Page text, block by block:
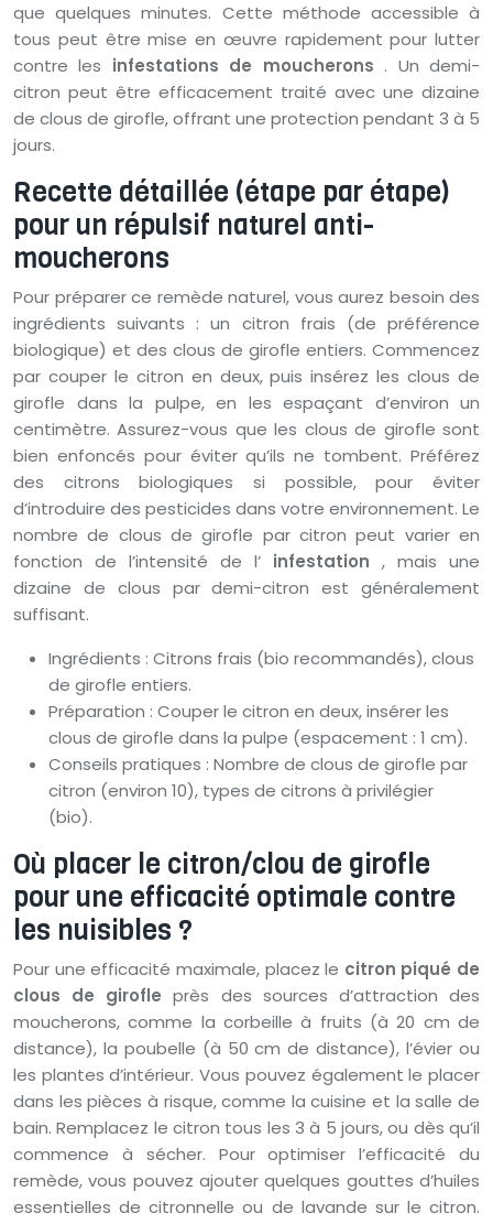
que quelques minutes. Cette méthode accessible à
tous peut être mise en œuvre rapidement pour lutter
contre les infestations de moucherons . Un demi-
citron peut être efficacement traité avec une dizaine
de clous de girofle, offrant une protection pendant 3 à 5
jours.
Recette détaillée (étape par étape)
pour un répulsif naturel anti-
moucherons
Pour préparer ce remède naturel, vous aurez besoin des
ingrédients suivants : un citron frais (de préférence
biologique) et des clous de girofle entiers. Commencez
par couper le citron en deux, puis insérez les clous de
girofle dans la pulpe, en les espaçant d’environ un
centimètre. Assurez-vous que les clous de girofle sont
bien enfoncés pour éviter qu’ils ne tombent. Préférez
des citrons biologiques si possible, pour éviter
d’introduire des pesticides dans votre environnement. Le
nombre de clous de girofle par citron peut varier en
fonction de l’intensité de l’ infestation , mais une
dizaine de clous par demi-citron est généralement
suffisant.
Ingrédients : Citrons frais (bio recommandés), clous
de girofle entiers.
Préparation : Couper le citron en deux, insérer les
clous de girofle dans la pulpe (espacement : 1 cm).
Conseils pratiques : Nombre de clous de girofle par
citron (environ 10), types de citrons à privilégier
(bio).
Où placer le citron/clou de girofle
pour une efficacité optimale contre
les nuisibles ?
Pour une efficacité maximale, placez le citron piqué de
clous de girofleprès des sources d’attraction des
moucherons, comme la corbeille à fruits (à 20 cm de
distance), la poubelle (à 50 cm de distance), l’évier ou
les plantes d’intérieur. Vous pouvez également le placer
dans les pièces à risque, comme la cuisine et la salle de
bain. Remplacez le citron tous les 3 à 5 jours, ou dès qu’il
commence à sécher. Pour optimiser l’efficacité du
remède, vous pouvez ajouter quelques gouttes d’huiles
essentielles de citronnelle ou de lavande sur le citron.